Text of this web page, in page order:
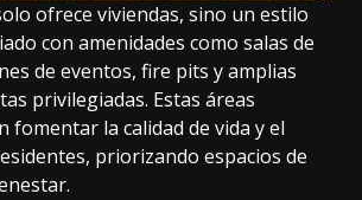
ofrece viviendas, sino un estilo
con amenidades como salas de
de eventos, fire pits y amplias
privilegiadas. Estas áreas
fomentar la calidad de vida y el
priorizando espacios de